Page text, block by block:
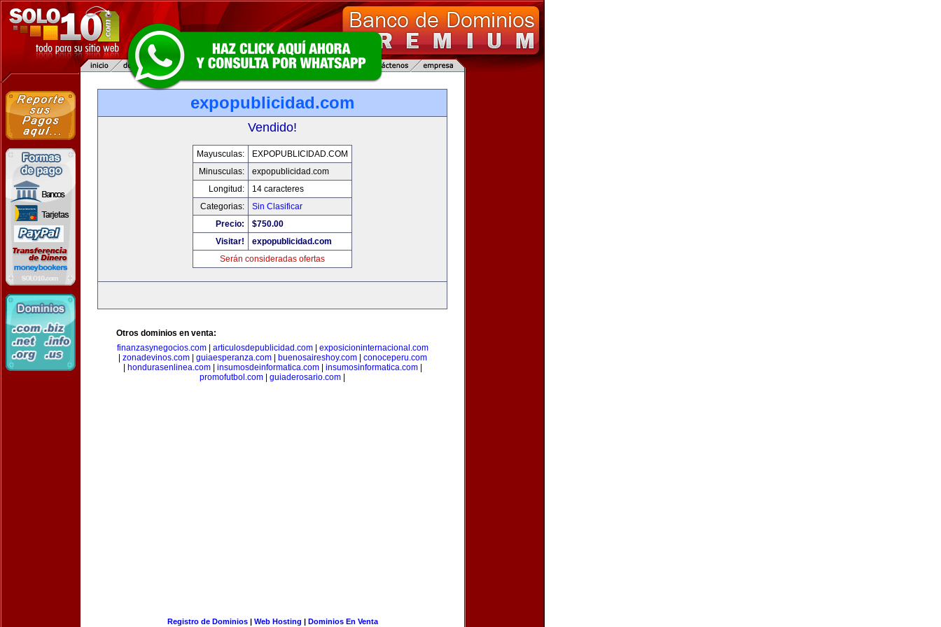
expopublicidad.com
Vendido!
Mayusculas:
EXPOPUBLICIDAD.COM
Minusculas:
expopublicidad.com
Longitud:
14 caracteres
Categorias:
Sin Clasificar
Precio:
$750.00
Visitar!
expopublicidad.com
Serán consideradas ofertas
Otros dominios en venta:
finanzasynegocios.com| articulosdepublicidad.com| exposicioninternacional.com
zonadevinos.com| guiaesperanza.com| buenosaireshoy.com| conoceperu.com
hondurasenlinea.com| insumosdeinformatica.com| insumosinformatica.com|
promofutbol.com
guiaderosario.com
Registro de Dominios| Web Hosting | Dominios En Venta